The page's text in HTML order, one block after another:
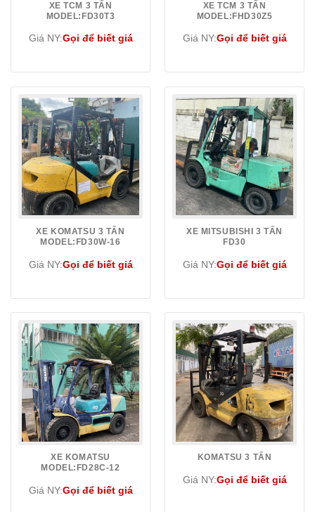
XE TCM 3 TẤN
MODEL:FD30T3
Giá NY:Gọi để biết giá
XE TCM 3 TẤN
MODEL:FHD30Z5
Giá NY:Gọi để biết giá
XE KOMATSU 3 TẤN
MODEL:FD30W-16
Giá NY:Gọi để biết giá
XE MITSUBISHI 3 TẤN
FD30
Giá NY:Gọi để biết giá
XE KOMATSU
MODEL:FD28C-12
Giá NY:Gọi để biết giá
KOMATSU 3 TẤN
Giá NY:Gọi để biết giá